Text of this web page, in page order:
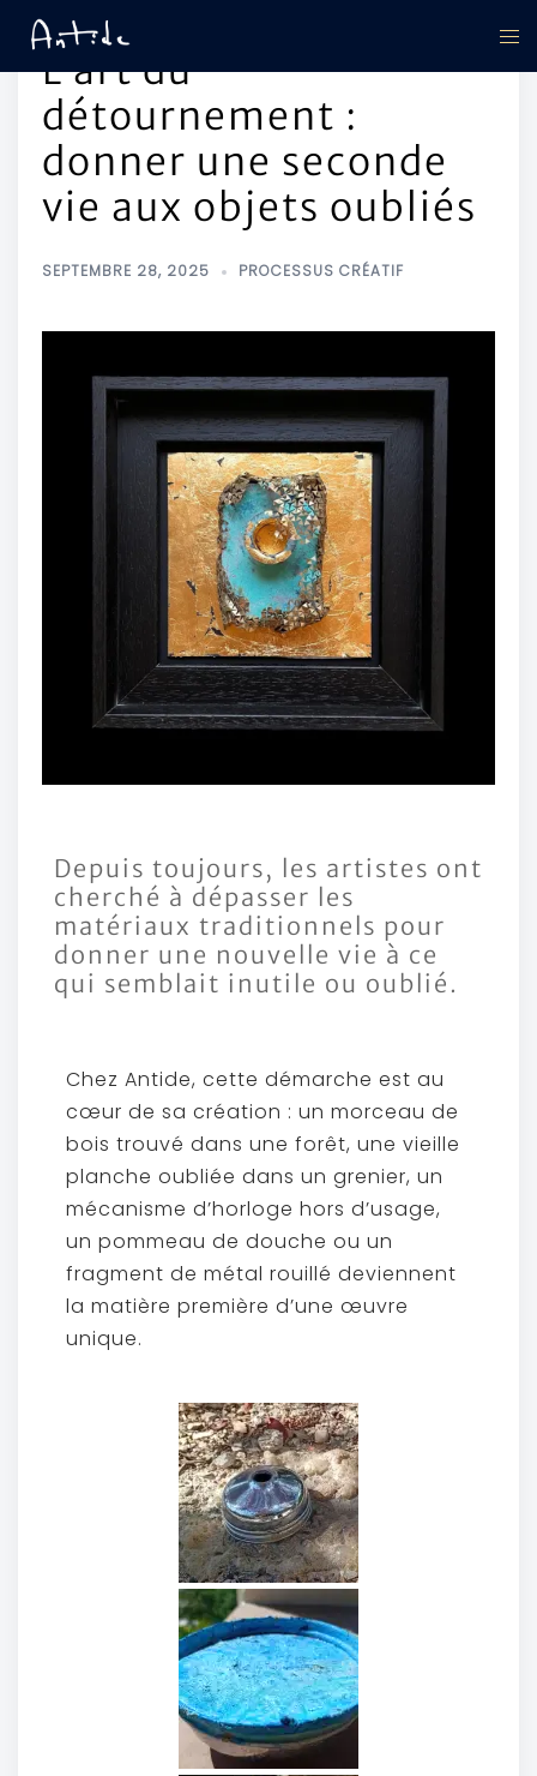
L’art du
détournement :
donner une seconde
vie aux objets oubliés
SEPTEMBRE 28, 2025 PROCESSUS CRÉATIF
Depuis toujours, les artistes ont
cherché à dépasser les
matériaux traditionnels pour
donner une nouvelle vie à ce
qui semblait inutile ou oublié.
Chez Antide, cette démarche est au
cœur de sa création : un morceau de
bois trouvé dans une forêt, une vieille
planche oubliée dans un grenier, un
mécanisme d’horloge hors d’usage,
un pommeau de douche ou un
fragment de métal rouillé deviennent
la matière première d’une œuvre
unique.